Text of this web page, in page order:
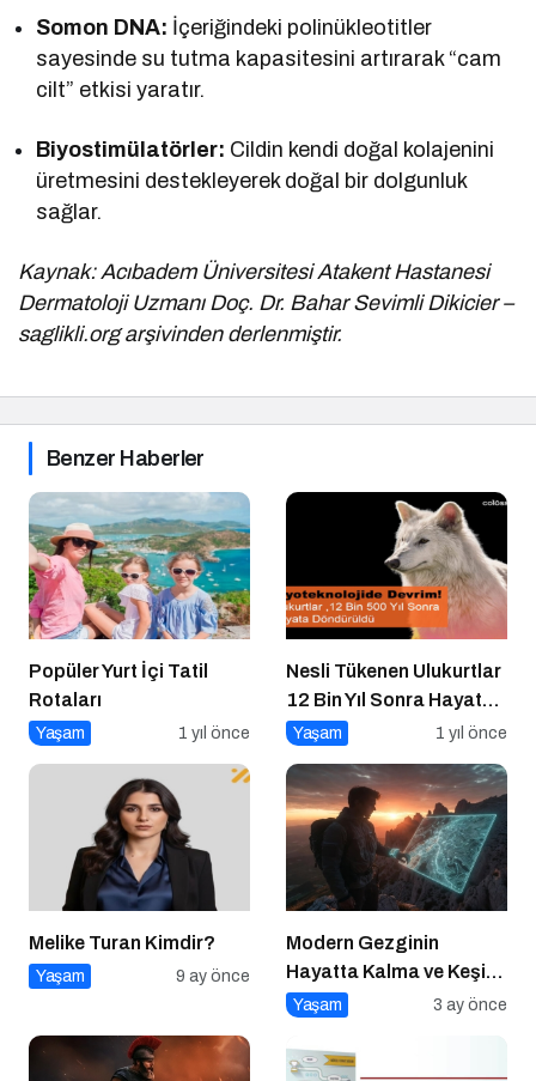
Somon DNA: İçeriğindeki polinükleotitler
sayesinde su tutma kapasitesini artırarak “cam
cilt” etkisi yaratır.
Biyostimülatörler: Cildin kendi doğal kolajenini
üretmesini destekleyerek doğal bir dolgunluk
sağlar.
Kaynak: Acıbadem Üniversitesi Atakent Hastanesi
Dermatoloji Uzmanı Doç. Dr. Bahar Sevimli Dikicier –
saglikli.org arşivinden derlenmiştir.
Benzer Haberler
Popüler Yurt İçi Tatil
Rotaları
Yaşam 1 yıl önce
Nesli Tükenen Ulukurtlar
12 Bin Yıl Sonra Hayata
Döndürüldü
Yaşam 1 yıl önce
Melike Turan Kimdir?
Yaşam 9 ay önce
Modern Gezginin
Hayatta Kalma ve Keşif
Rehberi
Yaşam 3 ay önce